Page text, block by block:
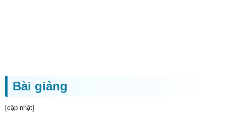
Bài giảng
[cập nhật]